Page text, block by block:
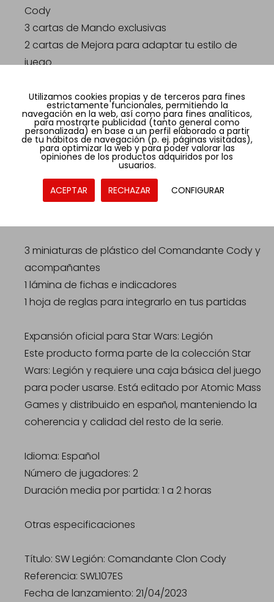
Cody
3 cartas de Mando exclusivas
2 cartas de Mejora para adaptar tu estilo de
juego
Miniaturas de alta calidad para pintar y jugar
Esta expansión contiene 3 miniaturas de plástico
sin pintar, ideales tanto para coleccionistas como
para jugadores. Cada figura está diseñada con
gran detalle para representar fielmente al
Comandante Cody y su equipo. Además, el set
incluye todo lo necesario para incorporarlo al
3 miniaturas de plástico del Comandante Cody y
acompañantes
1 lámina de fichas e indicadores
1 hoja de reglas para integrarlo en tus partidas
Expansión oficial para Star Wars: Legión
Este producto forma parte de la colección Star
Wars: Legión y requiere una caja básica del juego
para poder usarse. Está editado por Atomic Mass
Games y distribuido en español, manteniendo la
coherencia y calidad del resto de la serie.
Idioma: Español
Número de jugadores: 2
Duración media por partida: 1 a 2 horas
Otras especificaciones
Título: SW Legión: Comandante Clon Cody
Referencia: SWL107ES
Fecha de lanzamiento: 21/04/2023
Utilizamos cookies propias y de terceros para fines
estrictamente funcionales, permitiendo la
navegación en la web, así como para fines analíticos,
para mostrarte publicidad (tanto general como
personalizada) en base a un perfil elaborado a partir
de tu hábitos de navegación (p. ej. páginas visitadas),
para optimizar la web y para poder valorar las
opiniones de los productos adquiridos por los
usuarios.
ACEPTAR RECHAZAR CONFIGURAR